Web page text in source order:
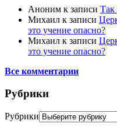
Аноним к записи Так
Михаил к записи
это учение опасно?
Михаил к записи
это учение опасно?
Все комментарии
Рубрики
Рубрики